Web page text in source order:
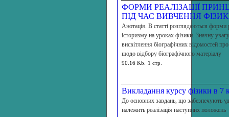
ФОРМИ РЕАЛІЗАЦІЇ
ПІД ЧАС ВИВЧЕННЯ
Анотація. В статті розглядаються форми
історизму на уроках фізики. Значну
висвітлення біографічних відомостей
щодо відбору біографічного матеріалу
90.16 Kb. 1 стр.
Викладання курсу фізики в 7
До основних завдань, що забезпечують
належить реалізація наступних положень